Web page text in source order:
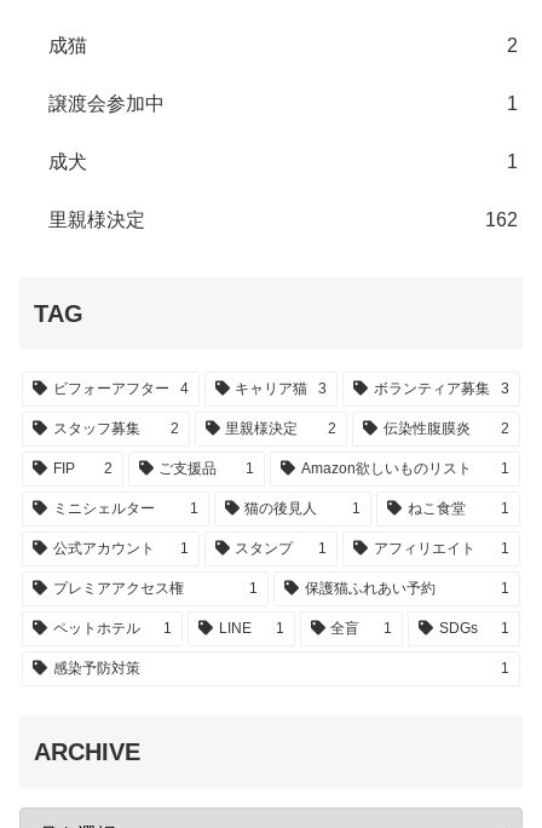
成猫 2
譲渡会参加中 1
成犬 1
里親様決定 162
TAG
ビフォーアフター 4 キャリア猫 3 ボランティア募集 3
スタッフ募集 2 里親様決定 2 伝染性腹膜炎 2
FIP 2 ご支援品 1 Amazon欲しいものリスト 1
ミニシェルター 1 猫の後見人 1 ねこ食堂 1
公式アカウント 1 スタンプ 1 アフィリエイト 1
プレミアアクセス権 1 保護猫ふれあい予約 1
ペットホテル 1 LINE 1 全盲 1 SDGs 1
感染予防対策 1
ARCHIVE